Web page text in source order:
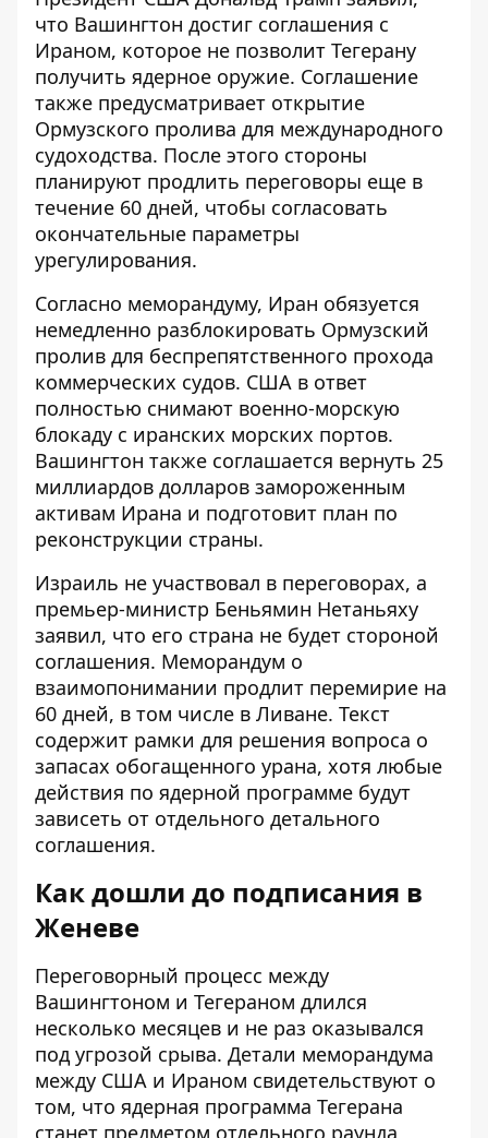
что Вашингтон достиг соглашения с
Ираном, которое не позволит Тегерану
получить ядерное оружие. Соглашение
также предусматривает открытие
Ормузского пролива для международного
судоходства. После этого стороны
планируют продлить переговоры еще в
течение 60 дней, чтобы согласовать
окончательные параметры
урегулирования.
Согласно меморандуму, Иран обязуется
немедленно разблокировать Ормузский
пролив для беспрепятственного прохода
коммерческих судов. США в ответ
полностью снимают военно-морскую
блокаду с иранских морских портов.
Вашингтон также соглашается вернуть 25
миллиардов долларов замороженным
активам Ирана и подготовит план по
реконструкции страны.
Израиль не участвовал в переговорах, а
премьер-министр Беньямин Нетаньяху
заявил, что его страна не будет стороной
соглашения. Меморандум о
взаимопонимании продлит перемирие на
60 дней, в том числе в Ливане. Текст
содержит рамки для решения вопроса о
запасах обогащенного урана, хотя любые
действия по ядерной программе будут
зависеть от отдельного детального
соглашения.
Как дошли до подписания в
Женеве
Переговорный процесс между
Вашингтоном и Тегераном длился
несколько месяцев и не раз оказывался
под угрозой срыва. Детали меморандума
между США и Ираном свидетельствуют о
том, что ядерная программа Тегерана
станет предметом отдельного раунда